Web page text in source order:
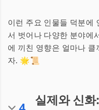
이런 주요 인물들 덕분에
서 벗어나 다양한 분야에
에 끼친 영향은 얼마나
자. 🌟📜
실제와 신